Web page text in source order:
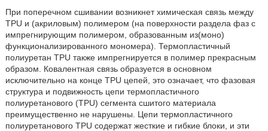
При поперечном сшивании возникнет химическая связь между
TPU и (акриловым) полимером (на поверхности раздела фаз с
импрегнирующим полимером, образованным из(моно)
функционализированного мономера). Термопластичный
полиуретан TPU также импрегнируется в полимер прекрасным
образом. Ковалентная связь образуется в основном
исключительно на конце TPU цепей, это означает, что фазовая
структура и подвижность цепи термопластичного
полиуретанового (TPU) сегмента сшитого материала
преимущественно не нарушены. Цепи термопластичного
полиуретанового TPU содержат жесткие и гибкие блоки, и эти